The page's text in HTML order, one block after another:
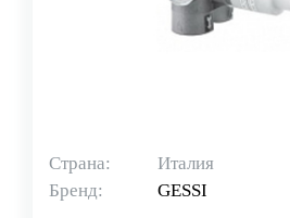
Страна:
Италия
Бренд:
GESSI